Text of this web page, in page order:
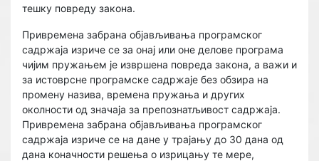
тешку повреду закона.
Привремена забрана објављивања програмског
садржаја изриче се за онај или оне делове програма
чијим пружањем је извршена повреда закона, а важи и
за истоврсне програмске садржаје без обзира на
промену назива, времена пружања и других
околности од значаја за препознатљивост садржаја.
Привремена забрана објављивања програмског
садржаја изриче се на дане у трајању до 30 дана од
дана коначности решења о изрицању те мере,